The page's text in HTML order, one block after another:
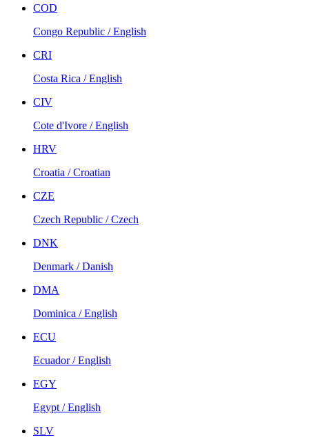
COD
Congo Republic / English
CRI
Costa Rica / English
CIV
Cote d'Ivore / English
HRV
Croatia / Croatian
CZE
Czech Republic / Czech
DNK
Denmark / Danish
DMA
Dominica / English
ECU
Ecuador / English
EGY
Egypt / English
SLV